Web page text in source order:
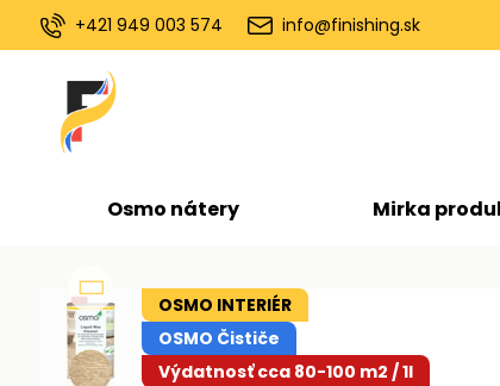
+421 949 003 574 info@finishing.sk
Osmo nátery Mirka
OSMO INTERIÉR
OSMO Čističe
Výdatnosť cca 80-100 m2 / 1l